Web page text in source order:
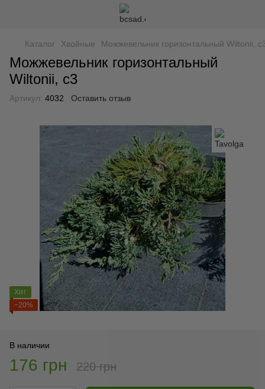
Каталог Хвойные Можжевельник горизонтальный Wiltonii,
Можжевельник горизонтальный
Wiltonii, с3
Артикул: 4032 Оставить отзыв
Хит
−20%
В наличии
176 грн 220 грн